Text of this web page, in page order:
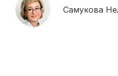
Самукова